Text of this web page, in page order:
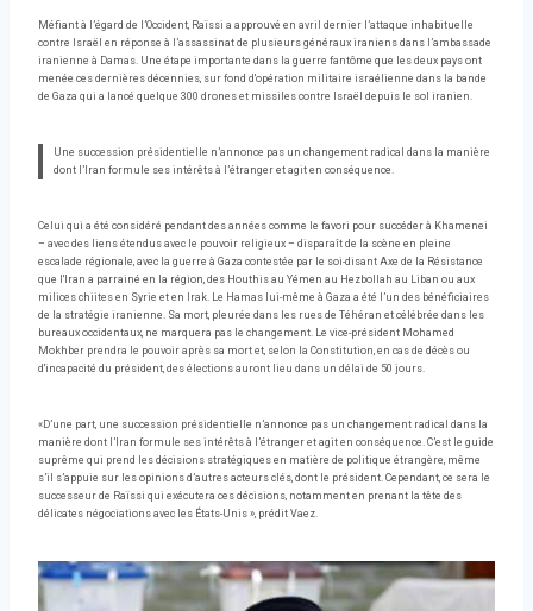
Méfiant à l’égard de l’Occident, Raïssi a approuvé en avril dernier l’attaque inhabituelle
contre Israël en réponse à l’assassinat de plusieurs généraux iraniens dans l’ambassade
iranienne à Damas. Une étape importante dans la guerre fantôme que les deux pays ont
menée ces dernières décennies, sur fond d'opération militaire israélienne dans la bande
de Gaza qui a lancé quelque 300 drones et missiles contre Israël depuis le sol iranien.
Une succession présidentielle n’annonce pas un changement radical dans la manière
dont l’Iran formule ses intérêts à l’étranger et agit en conséquence.
Celui qui a été considéré pendant des années comme le favori pour succéder à Khamenei
– avec des liens étendus avec le pouvoir religieux – disparaît de la scène en pleine
escalade régionale, avec la guerre à Gaza contestée par le soi-disant Axe de la Résistance
que l'Iran a parrainé en la région, des Houthis au Yémen au Hezbollah au Liban ou aux
milices chiites en Syrie et en Irak. Le Hamas lui-même à Gaza a été l’un des bénéficiaires
de la stratégie iranienne. Sa mort, pleurée dans les rues de Téhéran et célébrée dans les
bureaux occidentaux, ne marquera pas le changement. Le vice-président Mohamed
Mokhber prendra le pouvoir après sa mort et, selon la Constitution, en cas de décès ou
d'incapacité du président, des élections auront lieu dans un délai de 50 jours.
«D’une part, une succession présidentielle n’annonce pas un changement radical dans la
manière dont l’Iran formule ses intérêts à l’étranger et agit en conséquence. C’est le guide
suprême qui prend les décisions stratégiques en matière de politique étrangère, même
s’il s’appuie sur les opinions d’autres acteurs clés, dont le président. Cependant, ce sera le
successeur de Raïssi qui exécutera ces décisions, notamment en prenant la tête des
délicates négociations avec les États-Unis », prédit Vaez.